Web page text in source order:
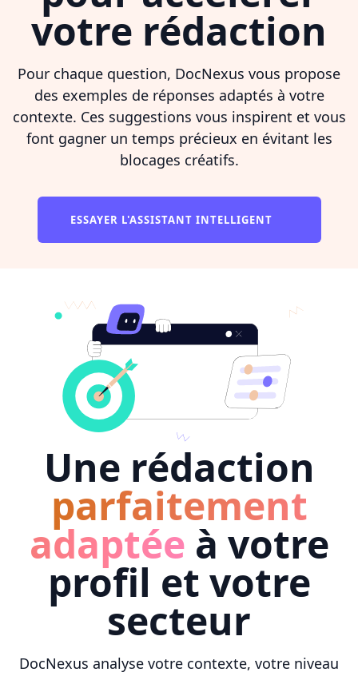
votre rédaction
Pour chaque question, DocNexus vous propose
des exemples de réponses adaptés à votre
contexte. Ces suggestions vous inspirent et vous
font gagner un temps précieux en évitant les
blocages créatifs.
ESSAYER L'ASSISTANT INTELLIGENT
Une rédaction
parfaitement
adaptée à votre
profil et votre
secteur
DocNexus analyse votre contexte, votre niveau